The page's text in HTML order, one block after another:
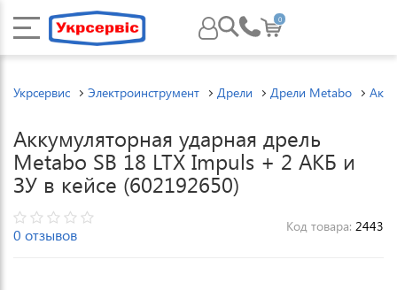
0
Укрсервис Электроинструмент Дрели Дрели Metabo
Аккумуляторная ударная дрель
Metabo SB 18 LTX Impuls + 2 АКБ и
ЗУ в кейсе (602192650)
0 отзывов Код товара: 2443